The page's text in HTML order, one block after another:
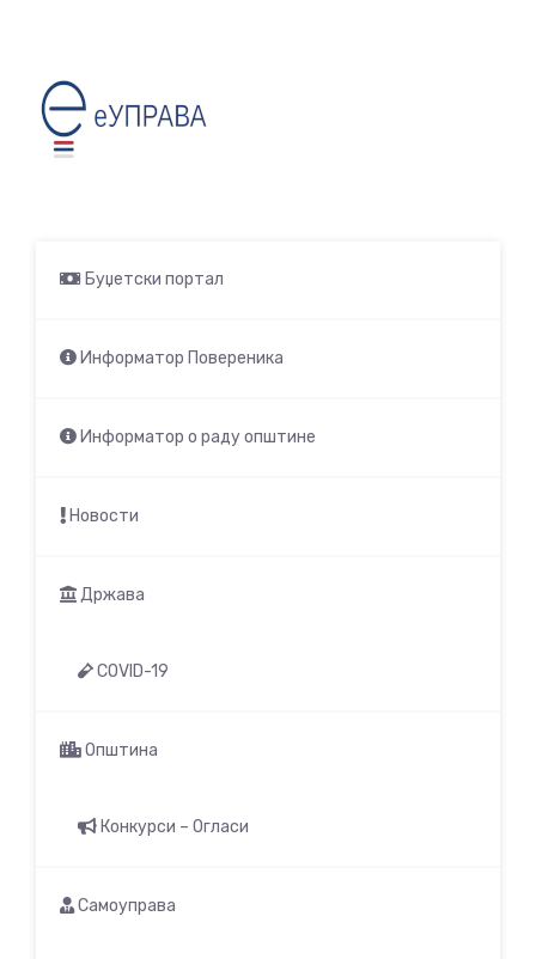
Буџетски портал
Информатор Повереника
Информатор о раду општине
Новости
Држава
COVID-19
Општина
Конкурси – Огласи
Самоуправа